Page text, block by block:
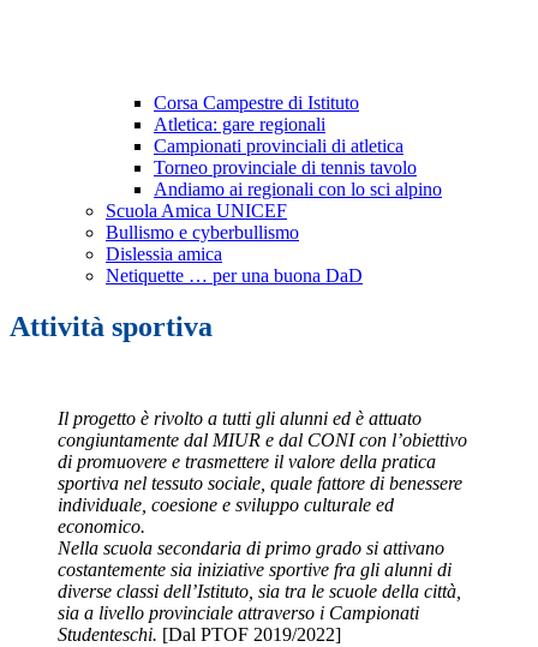
Corsa Campestre di Istituto
Atletica: gare regionali
Campionati provinciali di atletica
Torneo provinciale di tennis tavolo
Andiamo ai regionali con lo sci alpino
Scuola Amica UNICEF
Bullismo e cyberbullismo
Dislessia amica
Netiquette … per una buona DaD
Attività sportiva
Il progetto è rivolto a tutti gli alunni ed è attuato
congiuntamente dal MIUR e dal CONI con l’obiettivo
di promuovere e trasmettere il valore della pratica
sportiva nel tessuto sociale, quale fattore di benessere
individuale, coesione e sviluppo culturale ed
economico.
Nella scuola secondaria di primo grado si attivano
costantemente sia iniziative sportive fra gli alunni di
diverse classi dell’Istituto, sia tra le scuole della città,
sia a livello provinciale attraverso i Campionati
Studenteschi. [Dal PTOF 2019/2022]